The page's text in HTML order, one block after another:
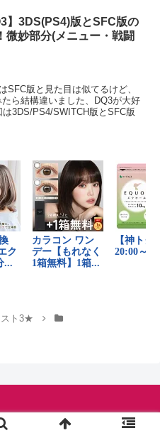
】3DS(PS4)版とSFC版の
微妙部分(メニュー・戦闘
SFC版と見た目は似てるけど、
ら結構違いました、DQ3が大好
3DS/PS4/SWITCH版とSFC版
ト3★
トの伝説.